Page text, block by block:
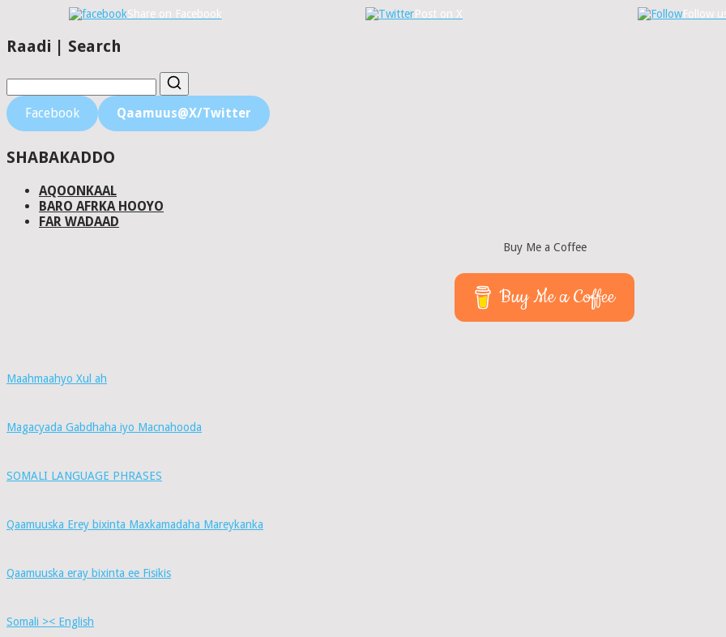
Share on Facebook
Post on X Follow
Raadi | Search
Facebook Qaamuus@X/Twitter
SHABAKADDO
AQOONKAAL
BARO AFRKA HOOYO
FAR WADAAD
Buy Me a Coffee
Buy Me a Coffee
Maahmaahyo Xul ah
Magacyada Gabdhaha iyo Macnahooda
SOMALI LANGUAGE PHRASES
Qaamuuska Erey bixinta Maxkamadaha Mareykanka
Qaamuuska eray bixinta ee Fisikis
Somali >< English